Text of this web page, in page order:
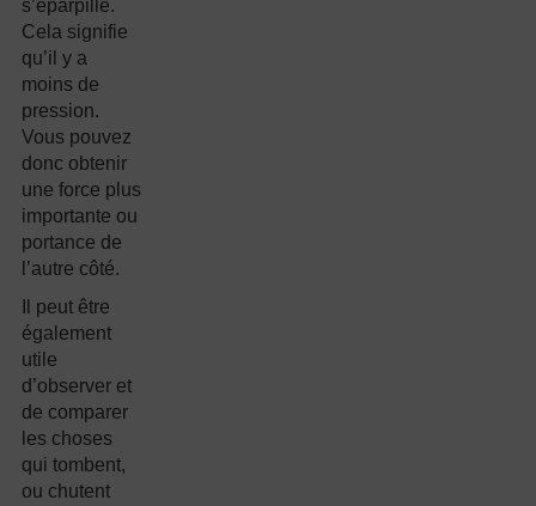
s’éparpille.
Cela signifie
qu’il y a
moins de
pression.
Vous pouvez
donc obtenir
une force plus
importante ou
portance de
l’autre côté.
Il peut être
également
utile
d’observer et
de comparer
les choses
qui tombent,
ou chutent